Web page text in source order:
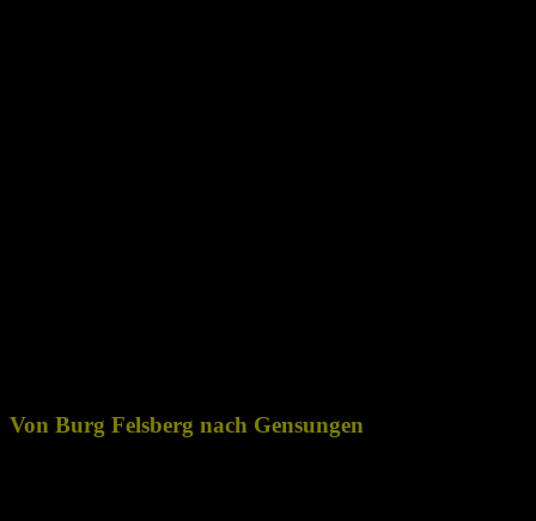
Von Burg Felsberg nach Gensungen